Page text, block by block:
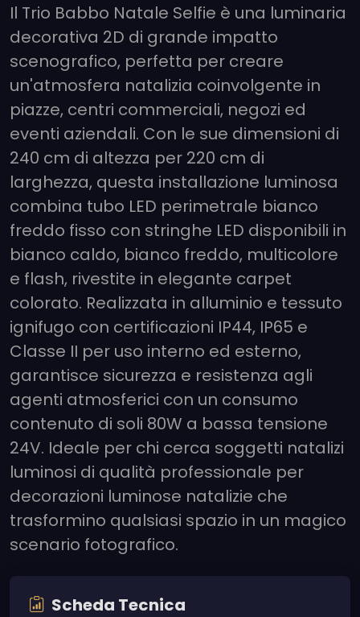
Il Trio Babbo Natale Selfie è una luminaria
decorativa 2D di grande impatto
scenografico, perfetta per creare
un'atmosfera natalizia coinvolgente in
piazze, centri commerciali, negozi ed
eventi aziendali. Con le sue dimensioni di
240 cm di altezza per 220 cm di
larghezza, questa installazione luminosa
combina tubo LED perimetrale bianco
freddo fisso con stringhe LED disponibili in
bianco caldo, bianco freddo, multicolore
e flash, rivestite in elegante carpet
colorato. Realizzata in alluminio e tessuto
ignifugo con certificazioni IP44, IP65 e
Classe II per uso interno ed esterno,
garantisce sicurezza e resistenza agli
agenti atmosferici con un consumo
contenuto di soli 80W a bassa tensione
24V. Ideale per chi cerca soggetti natalizi
luminosi di qualità professionale per
decorazioni luminose natalizie che
trasformino qualsiasi spazio in un magico
scenario fotografico.
Scheda Tecnica